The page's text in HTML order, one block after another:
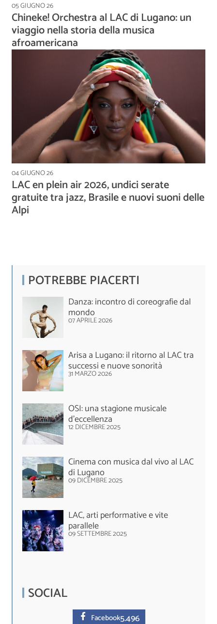
05 GIUGNO 26
Chineke! Orchestra al LAC di Lugano: un
viaggio nella storia della musica
afroamericana
04 GIUGNO 26
LAC en plein air 2026, undici serate
gratuite tra jazz, Brasile e nuovi suoni delle
Alpi
POTREBBE PIACERTI
Danza: incontro di coreografie dal
mondo
07 APRILE 2026
Arisa a Lugano: il ritorno al LAC tra
successi e nuove sonorità
31 MARZO 2026
OSI: una stagione musicale
d’eccellenza
12 DICEMBRE 2025
Cinema con musica dal vivo al LAC
di Lugano
09 DICEMBRE 2025
LAC, arti performative e vite
parallele
09 SETTEMBRE 2025
SOCIAL
Facebook5.496